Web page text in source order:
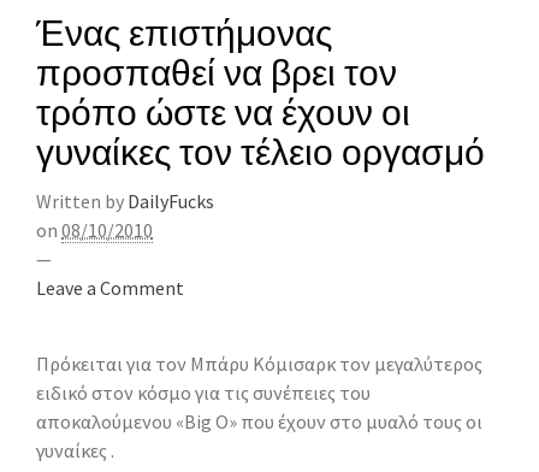
Ένας επιστήμονας
προσπαθεί να βρει τον
τρόπο ώστε να έχουν οι
γυναίκες τον τέλειο οργασμό
Written by DailyFucks
on 08/10/2010
—
Leave a Comment
Πρόκειται για τον Μπάρυ Κόμισαρκ τον μεγαλύτερος
ειδικό στον κόσμο για τις συνέπειες του
αποκαλούμενου «Big O» που έχουν στο μυαλό τους οι
γυναίκες .